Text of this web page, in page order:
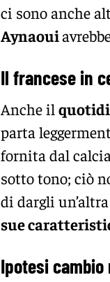
ci sono anche
Aynaoui
Il francese in
Anche il
parta
fornita dal
sotto tono; ciò
di dargli
sue
Ipotesi cambio